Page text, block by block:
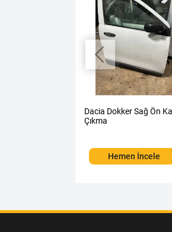
Dacia Dokker Sağ Ön
Çıkma
Hemen İncele